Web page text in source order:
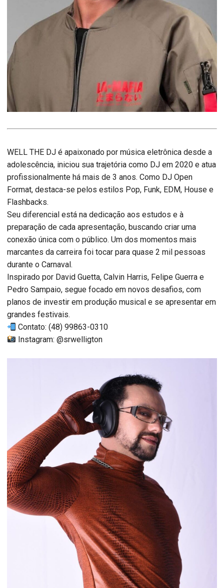
WELL THE DJ é apaixonado por música eletrônica desde a
adolescência, iniciou sua trajetória como DJ em 2020 e atua
profissionalmente há mais de 3 anos. Como DJ Open
Format, destaca-se pelos estilos Pop, Funk, EDM, House e
Flashbacks.
Seu diferencial está na dedicação aos estudos e à
preparação de cada apresentação, buscando criar uma
conexão única com o público. Um dos momentos mais
marcantes da carreira foi tocar para quase 2 mil pessoas
durante o Carnaval.
Inspirado por David Guetta, Calvin Harris, Felipe Guerra e
Pedro Sampaio, segue focado em novos desafios, com
planos de investir em produção musical e se apresentar em
grandes festivais.
Contato: (48) 99863-0310
Instagram: @srwelligton